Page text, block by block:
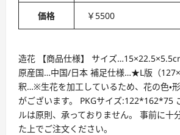
価格 ￥5500
造花 【商品仕様】 サイズ
原産国…中国/日本 補足仕様…★L版（
釈…※生花を加工しているため、花の色・
がございます。 PKGサイズ:122*162*75
ルは原則、承っておりません。 事前に十
た上でご注文ください。